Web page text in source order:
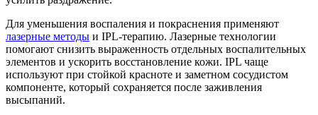
Для уменьшения воспаления и покраснения применяют
лазерные методы и IPL-терапию. Лазерные технологии
помогают снизить выраженность отдельных воспалительных
элементов и ускорить восстановление кожи. IPL чаще
используют при стойкой красноте и заметном сосудистом
компоненте, который сохраняется после заживления
высыпаний.